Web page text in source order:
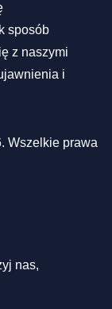
sposób
z naszymi
i
Wszelkie prawa
nas,